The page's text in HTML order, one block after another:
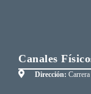
Canales
Dirección: